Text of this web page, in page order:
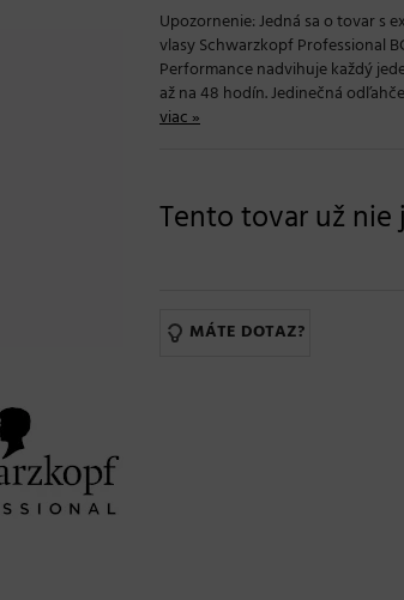
Upozornenie: Jedná sa o tovar s
vlasy Schwarzkopf Professional
Performance nadvihuje každý
až na 48 hodín. Jedinečná
viac »
Tento tovar už nie
MÁTE DOTAZ?